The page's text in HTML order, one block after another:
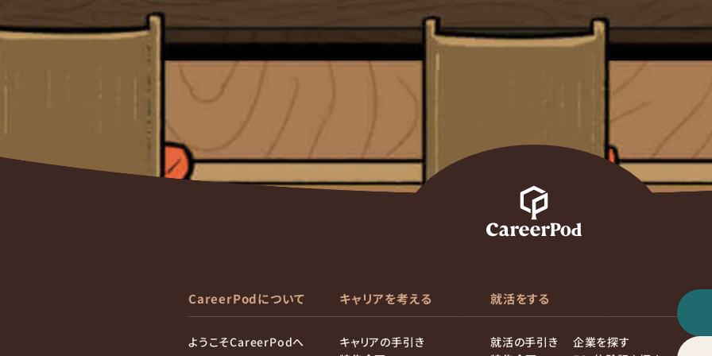
CareerPodについて
ようこそCareerPodへ
キャリアを考える
キャリアの手引き
就活をする
就活の手引き
企業を探す